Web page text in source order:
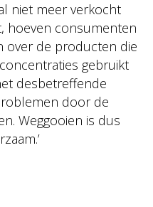
niet meer verkocht
hoeven consumenten
over de producten die
gebruikt
desbetreffende
door de
Weggooien is dus